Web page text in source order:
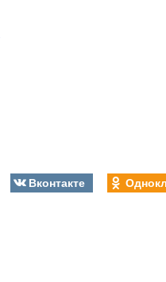
Вконтакте